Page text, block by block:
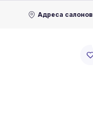
Адреса салонов